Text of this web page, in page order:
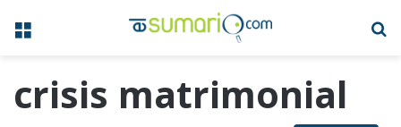
Menú
crisis matrimonial